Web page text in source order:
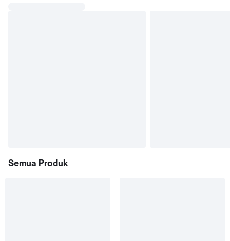
Semua Produk